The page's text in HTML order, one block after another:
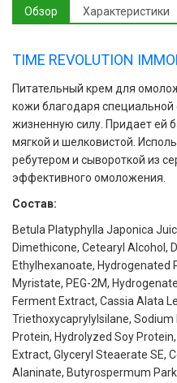
Обзор Характеристики
TIME REVOLUTION
Питательный крем для
кожи благодаря
жизненную силу. Придает ей
мягкой и шелковистой.
ребутером и сывороткой из
эффективного омоложения.
Состав:
Betula Platyphylla Japonica
Dimethicone, Cetearyl Alcohol,
Ethylhexanoate, Hydrogenated
Myristate, PEG-2M,
Ferment Extract, Cassia Alata
Triethoxycaprylylsilane,
Protein, Hydrolyzed Soy
Extract, Glyceryl Steaerate SE,
Alaninate, Butyrospermum